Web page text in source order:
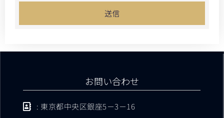
送信
お問い合わせ
: 東京都中央区銀座5－3－16